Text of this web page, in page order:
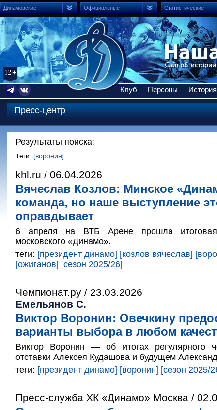
Динамовские Официальные Статистические
Клуб Персоны История
Пресс-центр
Результаты поиска:
Теги: [воронин]
khl.ru / 06.04.2026
Вячеслав Козлов: Минское
команда, но наше выступление
оправдывает
6 апреля на ВТБ Арене прошла итоговая
московского «Динамо».
теги: [президент динамо] [козлов вячеслав]
[ожиганов] [сезон 2025/26]
Чемпионат.ру / 23.03.2026
Емельянов С.
Виктор Воронин: Овечкину
варианты выбора в любом
Виктор Воронин — об итогах регулярного
отставки Алексея Кудашова и будущем
теги: [президент динамо] [воронин] [сезон 2025/
Пресс-служба ХК «Динамо» Москва /